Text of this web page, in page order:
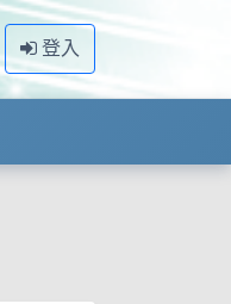
登入